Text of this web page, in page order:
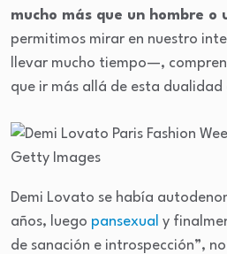
mucho más que un hombre o
permitimos mirar en nuestro
llevar mucho tiempo—,
que ir más allá de esta dualidad
Getty Images
Demi Lovato se había
años, luego pansexual y
de sanación e introspección”,